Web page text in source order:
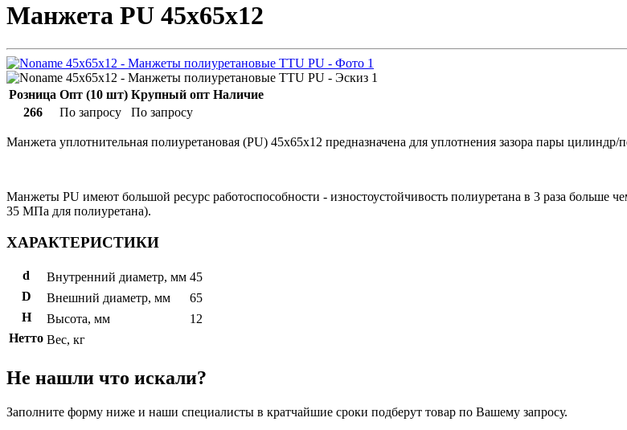
Манжета PU 45x65x12
Розница Опт (10 шт) Крупный опт Наличие
266
По запросу По запросу
Манжета уплотнительная полиуретановая (PU) 45x65x12 предназначена для уплотнения зазора пары цилиндр/
Манжеты PU имеют большой ресурс работоспособности - изностоустойчивость полиуретана в 3 раза больше
35 МПа для полиуретана).
ХАРАКТЕРИСТИКИ
d Внутренний диаметр, мм 45
D
Внешний диаметр, мм
65
H
Высота, мм
12
Нетто Вес, кг
Не нашли что искали?
Заполните форму ниже и наши специалисты в кратчайшие сроки подберут товар по Вашему запросу.